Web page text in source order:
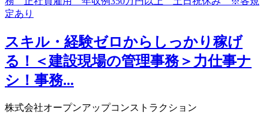
スキル・経験ゼロからしっかり稼げ
る！＜建設現場の管理事務＞力仕事ナ
シ！事務...
株式会社オープンアップコンストラクション